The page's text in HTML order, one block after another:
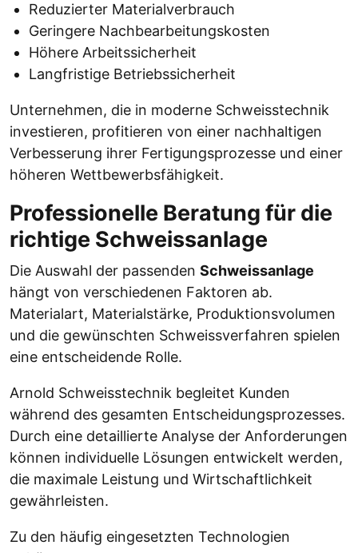
Reduzierter Materialverbrauch
Geringere Nachbearbeitungskosten
Höhere Arbeitssicherheit
Langfristige Betriebssicherheit
Unternehmen, die in moderne Schweisstechnik
investieren, profitieren von einer nachhaltigen
Verbesserung ihrer Fertigungsprozesse und einer
höheren Wettbewerbsfähigkeit.
Professionelle Beratung für die
richtige Schweissanlage
Die Auswahl der passenden Schweissanlage
hängt von verschiedenen Faktoren ab.
Materialart, Materialstärke, Produktionsvolumen
und die gewünschten Schweissverfahren spielen
eine entscheidende Rolle.
Arnold Schweisstechnik begleitet Kunden
während des gesamten Entscheidungsprozesses.
Durch eine detaillierte Analyse der Anforderungen
können individuelle Lösungen entwickelt werden,
die maximale Leistung und Wirtschaftlichkeit
gewährleisten.
Zu den häufig eingesetzten Technologien